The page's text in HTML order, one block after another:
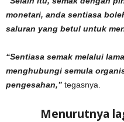
monetari, anda sentiasa
saluran yang betul untuk
“Sentiasa semak melalui
menghubungi semula
pengesahan,” tegasnya.
Menurutnya